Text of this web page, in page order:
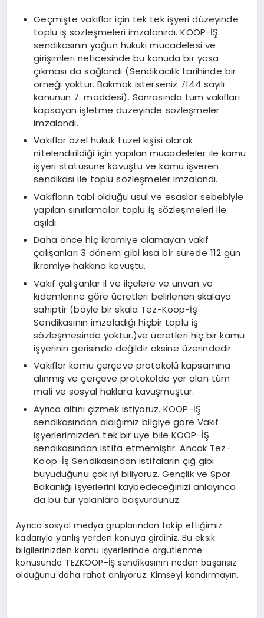
Geçmişte vakıflar için tek tek işyeri düzeyinde
toplu iş sözleşmeleri imzalanırdı. KOOP-İŞ
sendikasının yoğun hukuki mücadelesi ve
girişimleri neticesinde bu konuda bir yasa
çıkması da sağlandı (Sendikacılık tarihinde bir
örneği yoktur. Bakmak isterseniz 7144 sayılı
kanunun 7. maddesi). Sonrasında tüm vakıfları
kapsayan işletme düzeyinde sözleşmeler
imzalandı.
Vakıflar özel hukuk tüzel kişisi olarak
nitelendirildiği için yapılan mücadeleler ile kamu
işyeri statüsüne kavuştu ve kamu işveren
sendikası ile toplu sözleşmeler imzalandı.
Vakıfların tabi olduğu usul ve esaslar sebebiyle
yapılan sınırlamalar toplu iş sözleşmeleri ile
aşıldı.
Daha önce hiç ikramiye alamayan vakıf
çalışanları 3 dönem gibi kısa bir sürede 112 gün
ikramiye hakkına kavuştu.
Vakıf çalışanlar il ve ilçelere ve unvan ve
kıdemlerine göre ücretleri belirlenen skalaya
sahiptir (böyle bir skala Tez-Koop-İş
Sendikasının imzaladığı hiçbir toplu iş
sözleşmesinde yoktur.)ve ücretleri hiç bir kamu
işyerinin gerisinde değildir aksine üzerindedir.
Vakıflar kamu çerçeve protokolü kapsamına
alınmış ve çerçeve protokolde yer alan tüm
mali ve sosyal haklara kavuşmuştur.
Ayrıca altını çizmek istiyoruz. KOOP-İŞ
sendikasından aldığımız bilgiye göre Vakıf
işyerlerimizden tek bir üye bile KOOP-İŞ
sendikasından istifa etmemiştir. Ancak Tez-
Koop-İş Sendikasından istifaların çığ gibi
büyüdüğünü çok iyi biliyoruz. Gençlik ve Spor
Bakanlığı işyerlerini kaybedeceğinizi anlayınca
da bu tür yalanlara başvurdunuz.
Ayrıca sosyal medya gruplarından takip ettiğimiz
kadarıyla yanlış yerden konuya girdiniz. Bu eksik
bilgilerinizden kamu işyerlerinde örgütlenme
konusunda TEZKOOP-İŞ sendikasının neden başarısız
olduğunu daha rahat anlıyoruz. Kimseyi kandırmayın.